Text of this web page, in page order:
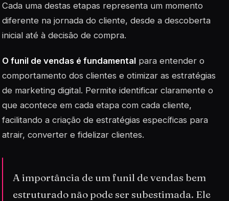
Cada uma destas etapas representa um momento
diferente na jornada do cliente, desde a descoberta
inicial até à decisão de compra.
O funil de vendas é fundamental para entender o
comportamento dos clientes e otimizar as estratégias
de marketing digital. Permite identificar claramente o
que acontece em cada etapa com cada cliente,
facilitando a criação de estratégias específicas para
atrair, converter e fidelizar clientes.
A importância de um funil de vendas bem
estruturado não pode ser subestimada. Ele